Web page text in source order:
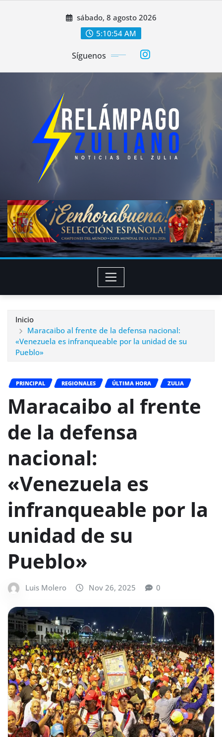
sábado, 8 agosto 2026
5:10:56 AM
Síguenos
Inicio
Maracaibo al frente de la defensa nacional:
«Venezuela es infranqueable por la unidad de su
Pueblo»
PRINCIPAL REGIONALES ÚLTIMA HORA ZULIA
Maracaibo al frente
de la defensa
nacional:
«Venezuela es
infranqueable por la
unidad de su
Pueblo»
Luis Molero Nov 26, 2025 0